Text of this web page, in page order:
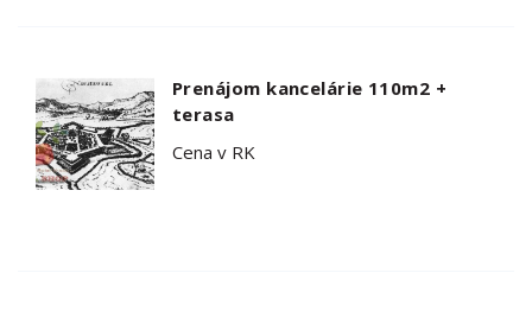
Prenájom kancelárie 110m2 +
terasa
Cena v RK